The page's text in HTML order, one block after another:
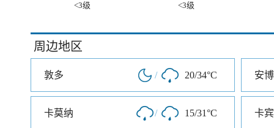
<3级
<3级
周边地区
敦多 / 20/34°C 安
卡莫纳 / 15/31°C 卡